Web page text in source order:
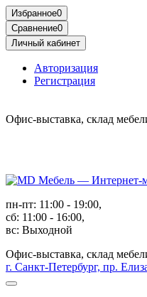
Избранное0
Сравнение0
Личный кабинет
Авторизация
Регистрация
Офис-выставка, склад
пн-пт: 11:00 - 19:00,
сб: 11:00 - 16:00,
вс: Выходной
Офис-выставка, склад
г. Санкт-Петербург, пр.